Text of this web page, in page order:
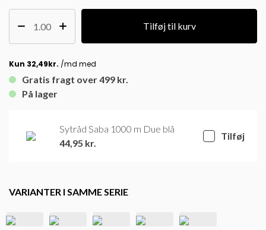
Tilføj til kurv
Gratis fragt over 499 kr.
På lager
Sytråd Saba 1000 m Due blå
44,95 kr.
Tilføj
VARIANTER I SAMME SERIE